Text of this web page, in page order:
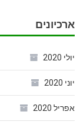
ארכיונים
יולי 2020
יוני 2020
אפריל 2020